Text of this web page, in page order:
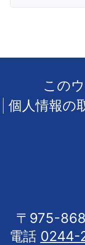
この
個人情報の
〒975-
電話 0244-